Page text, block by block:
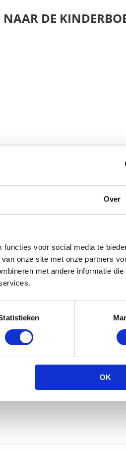
Over
voor social media te
onze site met onze partners
met andere informatie die
OK
DE
LAATSTE
IS FEEST, WANT